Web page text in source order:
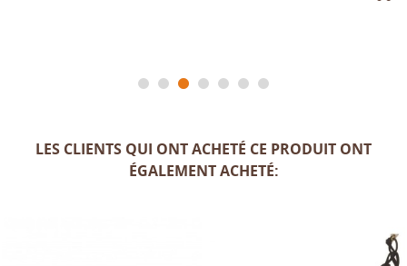
LES CLIENTS QUI ONT ACHETÉ CE PRODUIT ONT
ÉGALEMENT ACHETÉ: